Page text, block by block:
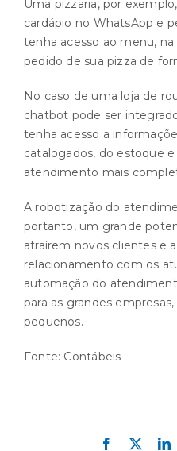
Uma pizzaria, por
cardápio no WhatsApp e
tenha acesso ao menu,
pedido de sua pizza de
No caso de uma loja de
chatbot pode ser
tenha acesso a
catalogados, do estoque
atendimento mais
A robotização do
portanto, um grande
atraírem novos clientes e
relacionamento com os
automação do
para as grandes
pequenos.
Fonte: Contábeis
Facebook
X